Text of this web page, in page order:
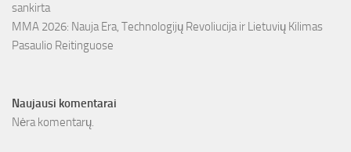
sankirta
MMA 2026: Nauja Era, Technologijų Revoliucija ir Lietuvių Kilimas
Pasaulio Reitinguose
Naujausi komentarai
Nėra komentarų.